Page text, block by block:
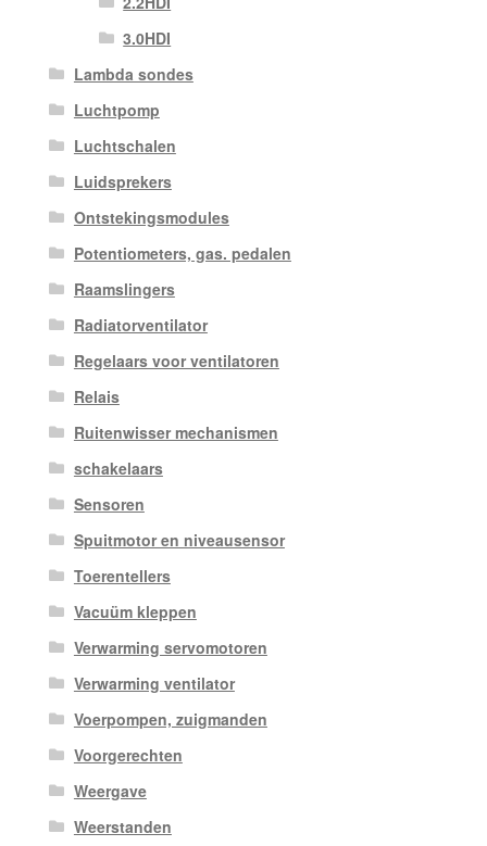
3.0HDI
Lambda sondes
Luchtpomp
Luchtschalen
Luidsprekers
Ontstekingsmodules
Potentiometers, gas. pedalen
Raamslingers
Radiatorventilator
Regelaars voor ventilatoren
Relais
Ruitenwisser mechanismen
schakelaars
Sensoren
Spuitmotor en niveausensor
Toerentellers
Vacuüm kleppen
Verwarming servomotoren
Verwarming ventilator
Voerpompen, zuigmanden
Voorgerechten
Weergave
Weerstanden